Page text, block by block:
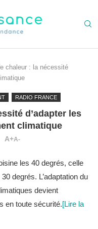
chaleur : la nécessité
RADIO FRANCE
d’adapter les
climatique
A+A-
les 40 degrés, celle
degrés. L’adaptation du
devient
en toute sécurité.[Lire la